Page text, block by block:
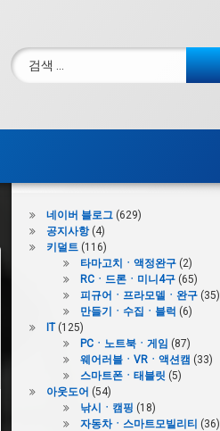
검색:
네이버 블로그(629)
공지사항(4)
키덜트(116)
타마고치ㆍ액정완구(2)
RCㆍ드론ㆍ미니4구(65)
피규어ㆍ프라모델ㆍ완구(35)
만들기ㆍ수집ㆍ블럭 (6)
IT(125)
PCㆍ노트북ㆍ게임 (87)
웨어러블ㆍVRㆍ액션캠 (33)
스마트폰ㆍ태블릿 (5)
아웃도어 (54)
낚시ㆍ캠핑 (18)
자동차ㆍ스마트모빌리티 (36)